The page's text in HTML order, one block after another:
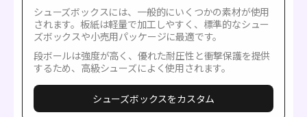
シューズボックスには、一般的にいくつかの素材が使用
されます。板紙は軽量で加工しやすく、標準的なシュー
ズボックスや小売用パッケージに最適です。
段ボールは強度が高く、優れた耐圧性と衝撃保護を提供
するため、高級シューズによく使用されます。
シューズボックスをカスタム